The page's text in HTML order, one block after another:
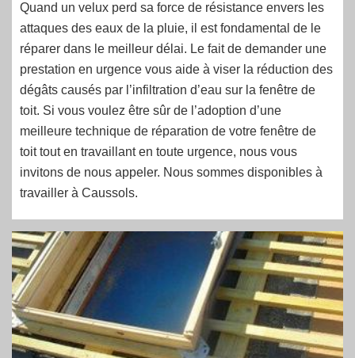
Quand un velux perd sa force de résistance envers les
attaques des eaux de la pluie, il est fondamental de le
réparer dans le meilleur délai. Le fait de demander une
prestation en urgence vous aide à viser la réduction des
dégâts causés par l’infiltration d’eau sur la fenêtre de
toit. Si vous voulez être sûr de l’adoption d’une
meilleure technique de réparation de votre fenêtre de
toit tout en travaillant en toute urgence, nous vous
invitons de nous appeler. Nous sommes disponibles à
travailler à Caussols.